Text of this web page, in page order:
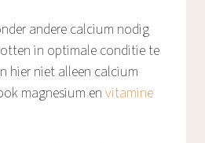
andere calcium nodig
in optimale conditie te
hier niet alleen calcium
magnesium en vitamine